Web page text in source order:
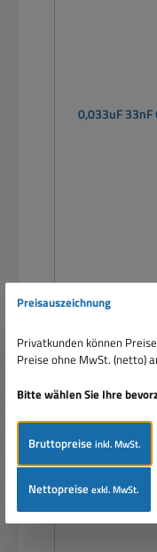
0,033uF 33nF
Preisauszeichnung
Privatkunden können
Preise ohne MwSt. (netto)
Bitte wählen Sie Ihre
Bruttopreiseinkl. MwSt.
Nettopreiseexkl. MwSt.